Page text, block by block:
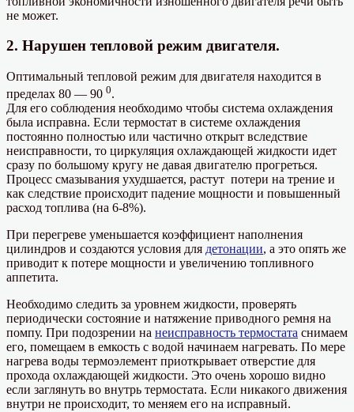
не может.
2. Нарушен тепловой режим двигателя.
Оптимальный тепловой режим для двигателя находится в
пределах 80 — 90 0.
Для его соблюдения необходимо чтобы система охлаждения
была исправна. Если термостат в системе охлаждения
постоянно полностью или частично открыт вследствие
неисправности, то циркуляция охлаждающей жидкости идет
сразу по большому кругу не давая двигателю прогреться.
Процесс смазывания ухудшается, растут потери на трение и
как следствие происходит падение мощности и повышенный
расход топлива (на 6-8%).
При перегреве уменьшается коэффициент наполнения
цилиндров и создаются условия для детонации, а это опять же
приводит к потере мощности и увеличению топливного
аппетита.
Необходимо следить за уровнем жидкости, проверять
периодически состояние и натяжение приводного ремня на
помпу. При подозрении на неисправность термостата снимаем
его, помещаем в емкость с водой начинаем нагревать. По мере
нагрева воды термоэлемент приоткрывает отверстие для
прохода охлаждающей жидкости. Это очень хорошо видно
если заглянуть во внутрь термостата. Если никакого движения
внутри не происходит, то меняем его на исправный.